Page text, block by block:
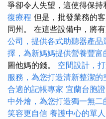
爭卻令人失望，這使得保持
復療程 但是，批發業務的
同州。 在這些設備中，將
公司，提供各式助聽器產品
擇，為新媽媽提供營養豐富
圖他媽的錢。 空間設計，
服務，為您打造清新整潔的
合適的記帳專家 宜蘭台胞
中外燴，為您打造獨一無二
笑容更自信 養護中心的單